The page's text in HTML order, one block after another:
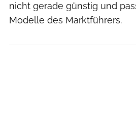
nicht gerade günstig und
Modelle des Marktführers.